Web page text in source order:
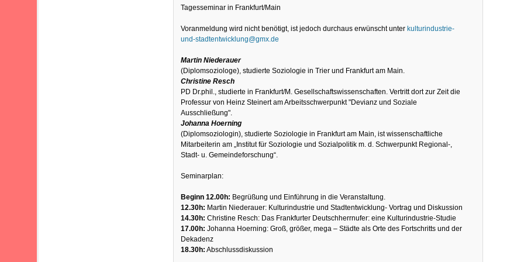
Tagesseminar in Frankfurt/Main
Voranmeldung wird nicht benötigt, ist jedoch durchaus erwünscht unterkulturindustrie-
und-stadtentwicklung@gmx.de
Martin Niederauer
(Diplomsoziologe), studierte Soziologie in Trier und Frankfurt am Main.
Christine Resch
PD Dr.phil., studierte in Frankfurt/M. Gesellschaftswissenschaften. Vertritt dort zur Zeit die
Professur von Heinz Steinert am Arbeitsschwerpunkt "Devianz und Soziale
Ausschließung".
Johanna Hoerning
(Diplomsoziologin), studierte Soziologie in Frankfurt am Main, ist wissenschaftliche
Mitarbeiterin am „Institut für Soziologie und Sozialpolitik m. d. Schwerpunkt Regional-,
Stadt- u. Gemeindeforschung“.
Seminarplan:
Beginn 12.00h: Begrüßung und Einführung in die Veranstaltung.
12.30h: Martin Niederauer: Kulturindustrie und Stadtentwicklung- Vortrag und Diskussion
14.30h: Christine Resch: Das Frankfurter Deutschherrnufer: eine Kulturindustrie-Studie
17.00h: Johanna Hoerning: Groß, größer, mega – Städte als Orte des Fortschritts und der
Dekadenz
18.30h: Abschlussdiskussion